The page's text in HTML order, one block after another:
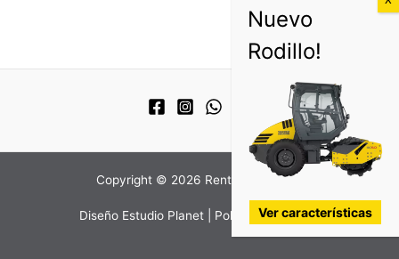
Copyright © 2026 Rentall Máquinas
Diseño Estudio Planet| Politica de Calidad
Ver características